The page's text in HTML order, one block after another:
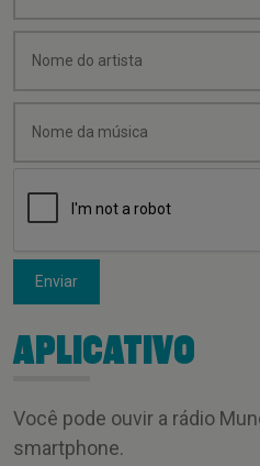
Enviar
APLICATIVO
Você pode ouvir a rádio
smartphone.